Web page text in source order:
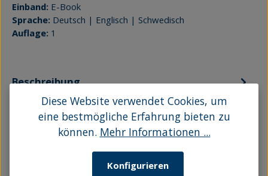
Einband: E-Book
Sprache: Deutsch | Englisch | Schwedisch
Auflage: 1
Beschreibung
Greifswald ist weit mehr als ein attraktiver
Universitätsstandort nahe der vorpommerschen
Ostseeküste. Kulturelle Anregungen…Mehr
Diese Website verwendet Cookies, um
eine bestmögliche Erfahrung bieten zu
können. Mehr Informationen ...
Konfigurieren